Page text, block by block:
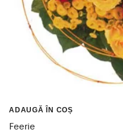
ADAUGĂ ÎN COȘ
Feerie